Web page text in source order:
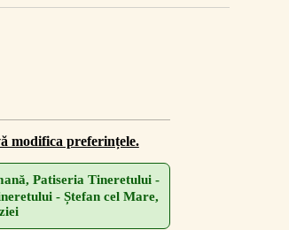
modifica preferințele.
Patiseria Tineretului -
- Ștefan cel Mare,